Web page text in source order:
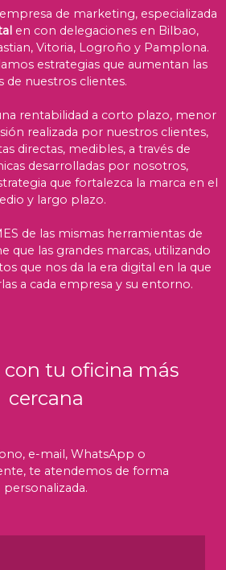
de marketing, especializada
en con delegaciones en Bilbao,
Vitoria, Logroño y Pamplona.
estrategias que aumentan las
de nuestros clientes.
rentabilidad a corto plazo, menor
realizada por nuestros clientes,
directas, medibles, a través de
desarrolladas por nosotros,
que fortalezca la marca en el
y largo plazo.
de las mismas herramientas de
que las grandes marcas, utilizando
que nos da la era digital en la que
a cada empresa y su entorno.
tu oficina más
cercana
e-mail, WhatsApp o
te atendemos de forma
personalizada.